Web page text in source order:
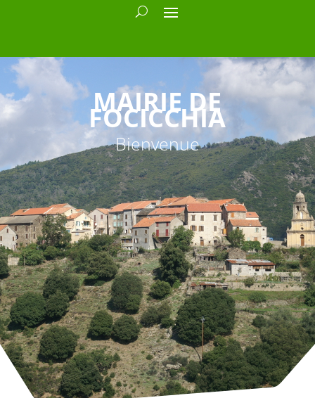
MAIRIE DE
FOCICCHIA
Bienvenue